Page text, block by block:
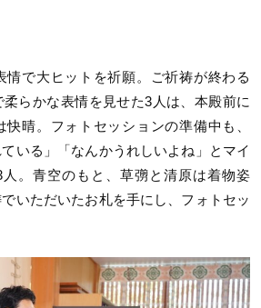
情で大ヒットを祈願。ご祈祷が終わる
らかな表情を見せた3人は、本殿前に
晴。フォトセッションの準備中も、
ている」「なんかうれしいよね」とマイ
。青空のもと、草彅と清原は着物姿
いただいたお札を手にし、フォトセッ